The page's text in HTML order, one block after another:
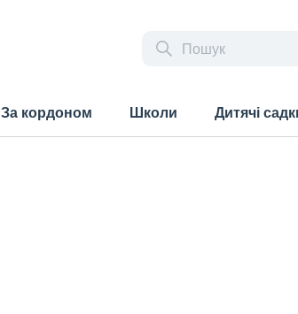
За кордоном Школи Дитячі